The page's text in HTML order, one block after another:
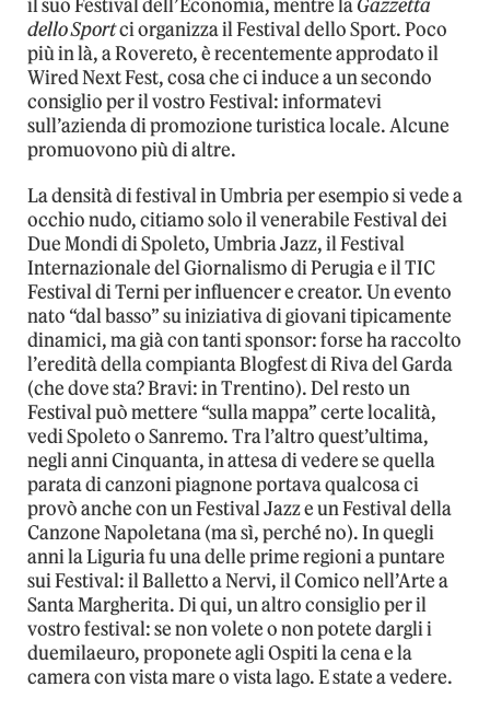
il suo Festival dell’Economia, mentre laGazzetta
dello Sportci organizza il Festival dello Sport. Poco
più in là, a Rovereto, è recentemente approdato il
Wired Next Fest, cosa che ci induce a un secondo
consiglio per il vostro Festival: informatevi
sull’azienda di promozione turistica locale. Alcune
promuovono più di altre.
La densità di festival in Umbria per esempio si vede a
occhio nudo, citiamo solo il venerabile Festival dei
Due Mondi di Spoleto, Umbria Jazz, il Festival
Internazionale del Giornalismo di Perugia e il TIC
Festival di Terni per influencer e creator. Un evento
nato “dal basso” su iniziativa di giovani tipicamente
dinamici, ma già con tanti sponsor: forse ha raccolto
l’eredità della compianta Blogfest di Riva del Garda
(che dove sta? Bravi: in Trentino). Del resto un
Festival può mettere “sulla mappa” certe località,
vedi Spoleto o Sanremo. Tra l’altro quest’ultima,
negli anni Cinquanta, in attesa di vedere se quella
parata di canzoni piagnone portava qualcosa ci
provò anche con un Festival Jazz e un Festival della
Canzone Napoletana (ma sì, perché no). In quegli
anni la Liguria fu una delle prime regioni a puntare
sui Festival: il Balletto a Nervi, il Comico nell’Arte a
Santa Margherita. Di qui, un altro consiglio per il
vostro festival: se non volete o non potete dargli i
duemilaeuro, proponete agli Ospiti la cena e la
camera con vista mare o vista lago. E state a vedere.